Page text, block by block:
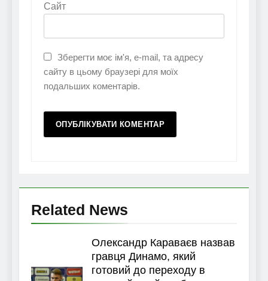
Сайт
Зберегти моє ім'я, e-mail, та адресу
сайту в цьому браузері для моїх
подальших коментарів.
Related News
Олександр Караваєв назвав
гравця Динамо, який
готовий до переходу в